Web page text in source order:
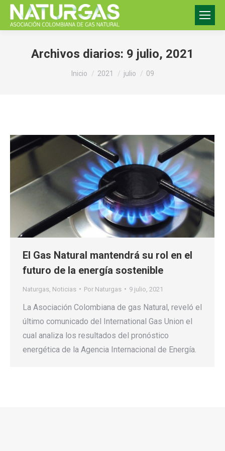
Archivos diarios: 9 julio, 2021
Estás aquí:
Inicio 2021 julio 09
El Gas Natural mantendrá su rol en el
futuro de la energía sostenible
Naturgas Noticias Por Naturgas 9 julio, 2021
La Asociación Colombiana de gas Natural, reveló el
último comunicado del International Gas Union el
cual analiza los resultados del pronóstico
energética de la Agencia Internacional de Energía.